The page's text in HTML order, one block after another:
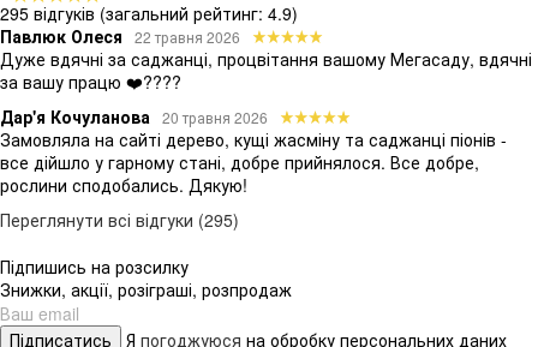
295 відгуків (загальний рейтинг: 4.9)
Павлюк Олеся
22 травня 2026
Дуже вдячні за саджанці, процвітання вашому Мегасаду, вдячні
за вашу працю ❤️????
Дар'я Кочуланова 20 травня 2026
Замовляла на сайті дерево, кущі жасміну та саджанці піонів -
все дійшло у гарному стані, добре прийнялося. Все добре,
рослини сподобались. Дякую!
Переглянути всі відгуки (295)
Підпишись на розсилку
Знижки, акції, розіграші, розпродаж
Підписатись Я погоджуюся на обробку персональних даних